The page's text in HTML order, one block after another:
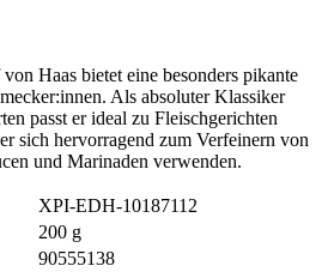
Haas bietet eine besonders pikante
Als absoluter Klassiker
passt er ideal zu Fleischgerichten
sich hervorragend zum Verfeinern von
und Marinaden verwenden.
XPI-EDH-10187112
200 g
90555138